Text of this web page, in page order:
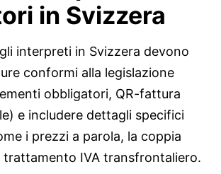
in Svizzera
interpreti in Svizzera devono
conformi alla legislazione
obbligatori, QR-fattura
e includere dettagli specifici
i prezzi a parola, la coppia
trattamento IVA transfrontaliero.